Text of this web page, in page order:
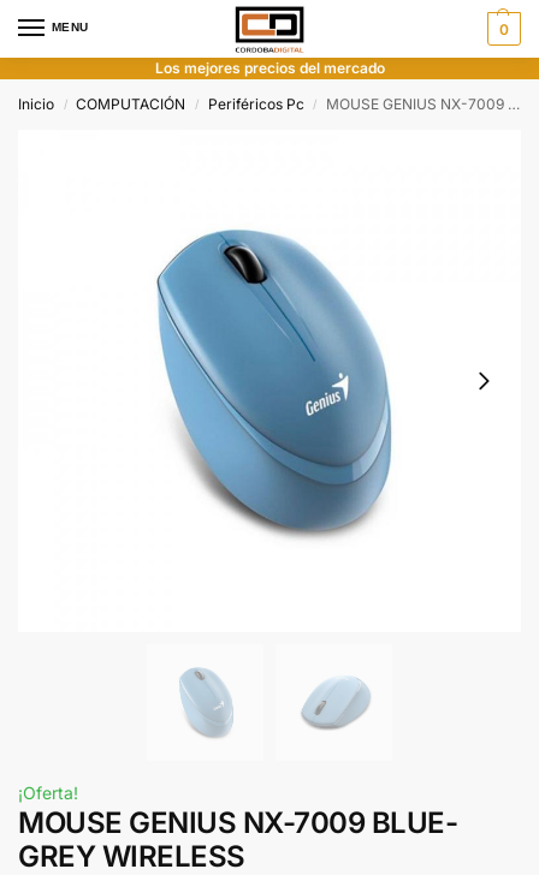
MENU 0
Los mejores precios del mercado
Inicio
/ COMPUTACIÓN / Periféricos Pc / MOUSE GENIUS NX-7009 BLUE-GREY WIRELESS
¡Oferta!
MOUSE GENIUS NX-7009 BLUE-
GREY WIRELESS